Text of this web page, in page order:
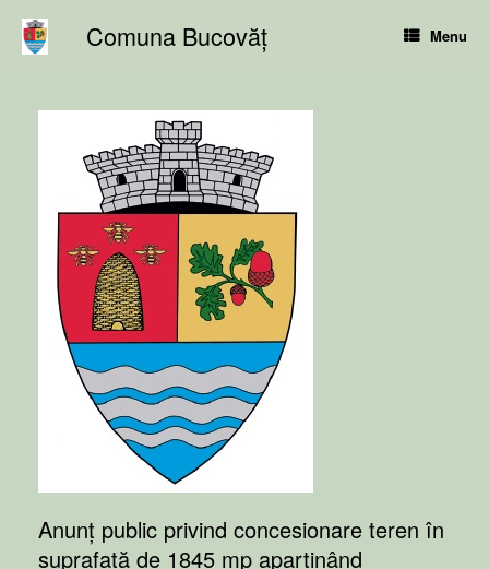
content
Comuna Bucovăț Menu
Anunț public privind concesionare teren în
suprafață de 1845 mp aparținând